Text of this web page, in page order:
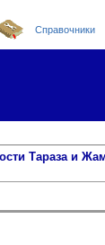
Справочники
Тараза и